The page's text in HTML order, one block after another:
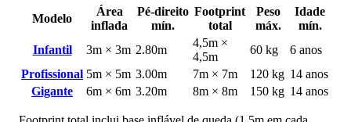
Modelo
Área
inflada
Pé-direito
mín.
Footprint
total
Peso
máx.
Idade
mín.
Infantil
3m × 3m 2.80m
4,5m ×
4,5m
60 kg
6 anos
Profissional 5m × 5m 3.00m 7m × 7m 120 kg 14 anos
Gigante
6m × 6m 3.20m 8m × 8m 150 kg 14 anos